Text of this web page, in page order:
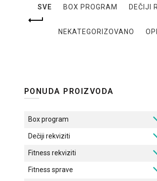
SVE BOX PROGRAM DEČIJI
NEKATEGORIZOVANO
PONUDA PROIZVODA
Box program
Dečiji rekviziti
Fitness rekviziti
Fitness sprave